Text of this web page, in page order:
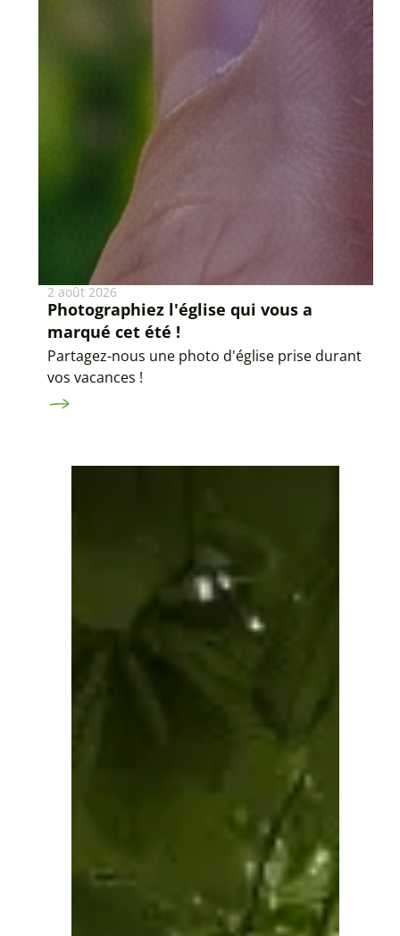
2 août 2026
Photographiez l'église qui vous a
marqué cet été !
Partagez-nous une photo d'église prise durant
vos vacances !